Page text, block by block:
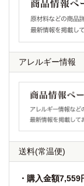
アレルギー情報
送料(常温便)
・購入金額